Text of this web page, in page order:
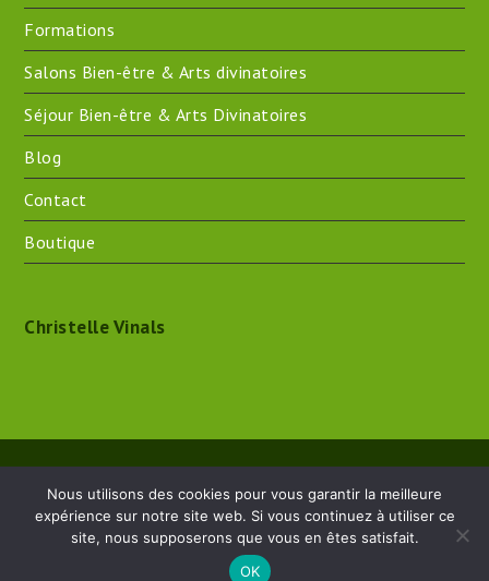
Formations
Salons Bien-être & Arts divinatoires
Séjour Bien-être & Arts Divinatoires
Blog
Contact
Boutique
Christelle Vinals
Mieux - Être
copyright -Mentions légales
Ce site est protégé par reCAPTCHA et Google.Politique de
confidentialité GoogleetConditions d'utilisation
Nous utilisons des cookies pour vous garantir la meilleure
expérience sur notre site web. Si vous continuez à utiliser ce
site, nous supposerons que vous en êtes satisfait.
OK